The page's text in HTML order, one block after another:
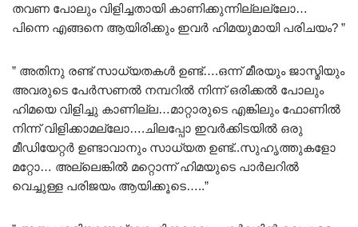
തവണ പോലും വിളിച്ചതായി കാണിക്കുന്നില്ലല്ലോ…
പിന്നെ എങ്ങനെ ആയിരിക്കും ഇവർ ഹിമയുമായി പരിചയം? ”
” അതിനു രണ്ട് സാധ്യതകൾ ഉണ്ട്….ഒന്ന് മീരയും ജാസ്മിയും
അവരുടെ പേർസണൽ നമ്പറിൽ നിന്ന് ഒരിക്കൽ പോലും
ഹിമയെ വിളിച്ചു കാണില്ല…മാറ്റാരുടെ എങ്കിലും ഫോണിൽ
നിന്ന് വിളിക്കാമല്ലോ….ചിലപ്പോ ഇവർക്കിടയിൽ ഒരു
മീഡിയേറ്റർ ഉണ്ടാവാനും സാധ്യത ഉണ്ട്..സുഹൃത്തുകളോ
മറ്റോ… അല്ലെങ്കിൽ മറ്റൊന്ന് ഹിമയുടെ പാർലറിൽ
വെച്ചുള്ള പരിജയം ആയിക്കൂടെ…..”